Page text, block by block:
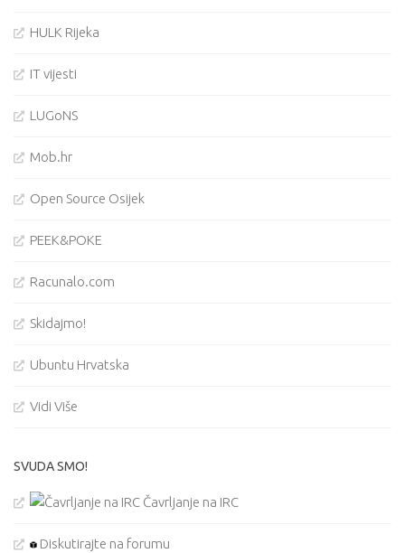
HULK Rijeka
IT vijesti
LUGoNS
Mob.hr
Open Source Osijek
PEEK&POKE
Racunalo.com
Skidajmo!
Ubuntu Hrvatska
Vidi Više
SVUDA SMO!
Čavrljanje na IRC
Diskutirajte na forumu